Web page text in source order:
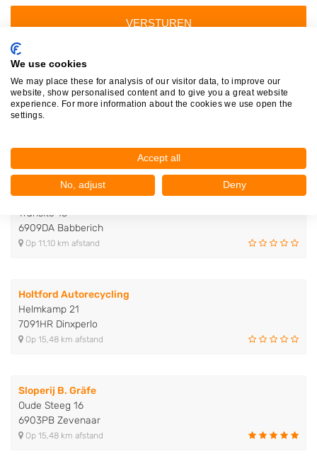
Autosloperijen in de buurt
Auto- en Autorecycling Barth
Roerstraat 2
Op 0,09 km afstand
Steenbergen Recycling
Transito 13
6909DA Babberich
Op 11,10 km afstand
Holtford Autorecycling
Helmkamp 21
7091HR Dinxperlo
Op 15,48 km afstand
Sloperij B. Gräfe
Oude Steeg 16
6903PB Zevenaar
Op 15,48 km afstand
We use cookies
We may place these for analysis of our visitor data, to improve our
website, show personalised content and to give you a great website
experience. For more information about the cookies we use open the
settings.
Accept all
No, adjust Deny